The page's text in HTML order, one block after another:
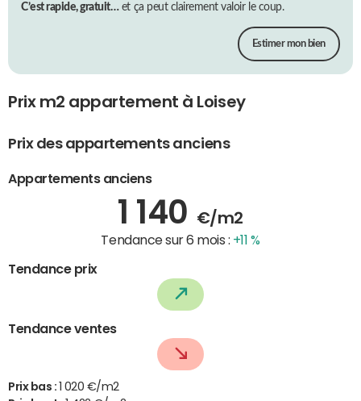
C’est rapide, gratuit…et ça peut clairement valoir le coup.
Estimer mon bien
Prix m2 appartement à Loisey
Prix des appartements anciens
Appartements anciens
1 140 €/m2
Tendance sur 6 mois : +11 %
Tendance prix
Tendance ventes
Prix bas : 1 020 €/m2